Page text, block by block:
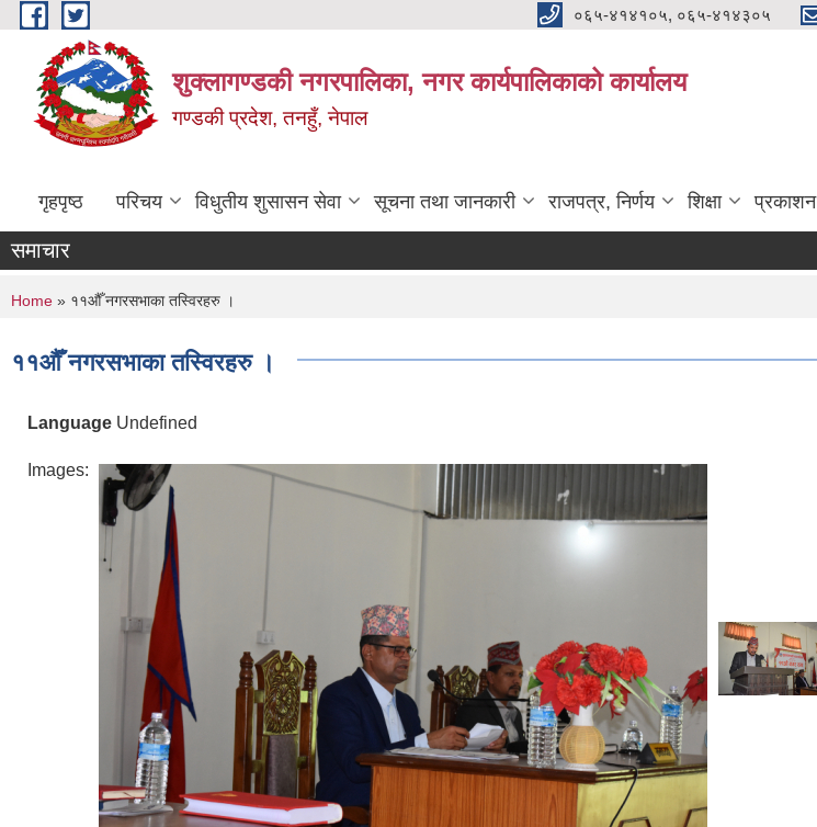
Skip to main content ०६५-४१४१०५, ०६५-४१४३०५
शुक्लागण्डकी नगरपालिका, नगर कार्यपालिकाको कार्यालय
गण्डकी प्रदेश, तनहुँ, नेपाल
गृहपृष्ठ परिचय विधुतीय शुसासन सेवा सूचना तथा जानकारी राजपत्र, निर्णय शिक्षा प्रकाशन
समाचार
You are here
Home » ११औँ नगरसभाका तस्विरहरु ।
११औँ नगरसभाका तस्विरहरु ।
Language Undefined
Images: